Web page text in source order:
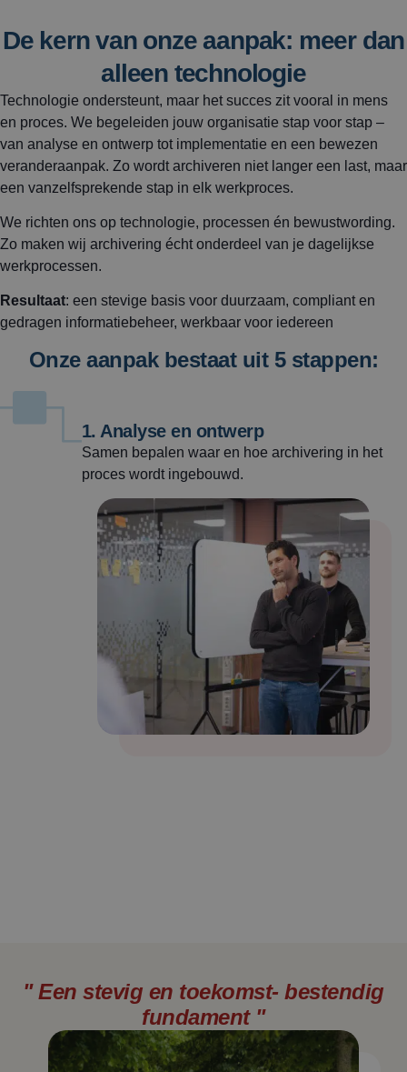
De kern van onze aanpak: meer dan
alleen technologie
Technologie ondersteunt, maar het succes zit vooral in mens
en proces. We begeleiden jouw organisatie stap voor stap –
van analyse en ontwerp tot implementatie en een bewezen
veranderaanpak. Zo wordt archiveren niet langer een last, maar
een vanzelfsprekende stap in elk werkproces.
We richten ons op technologie, processen én bewustwording.
Zo maken wij archivering écht onderdeel van je dagelijkse
werkprocessen.
Resultaat: een stevige basis voor duurzaam, compliant en
gedragen informatiebeheer, werkbaar voor iedereen
Onze aanpak bestaat uit 5 stappen:
1. Analyse en ontwerp
Samen bepalen waar en hoe archivering in het
proces wordt ingebouwd.
" Een stevig en toekomst- bestendig
fundament "